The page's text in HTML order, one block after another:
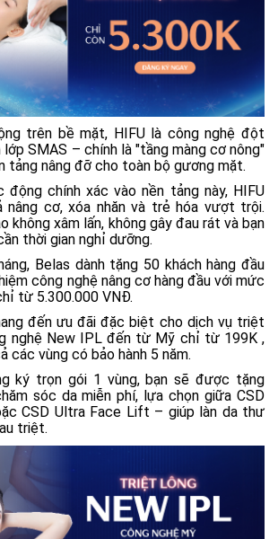
trên bề mặt, HIFU là công nghệ đột
lớp SMAS – chính là "tầng màng cơ nông"
tảng nâng đỡ cho toàn bộ gương mặt.
động chính xác vào nền tảng này, HIFU
nâng cơ, xóa nhăn và trẻ hóa vượt trội.
không xâm lấn, không gây đau rát và bạn
thời gian nghỉ dưỡng.
Belas dành tặng 50 khách hàng đầu
công nghệ nâng cơ hàng đầu với mức
từ 5.300.000 VNĐ.
đến ưu đãi đặc biệt cho dịch vụ triệt
nghệ New IPL đến từ Mỹ chỉ từ 199K ,
các vùng có bảo hành 5 năm.
ký trọn gói 1 vùng, bạn sẽ được tặng
sóc da miễn phí, lựa chọn giữa CSD
CSD Ultra Face Lift – giúp làn da thư
triệt.